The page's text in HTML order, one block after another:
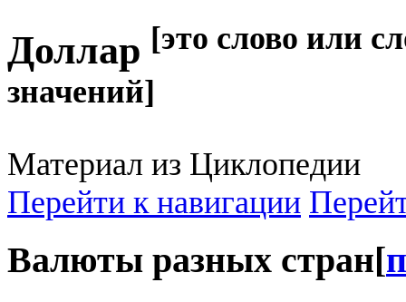
Доллар [это слово или
значений]
Материал из Циклопедии
Перейти к навигации
Валюты разных стран[